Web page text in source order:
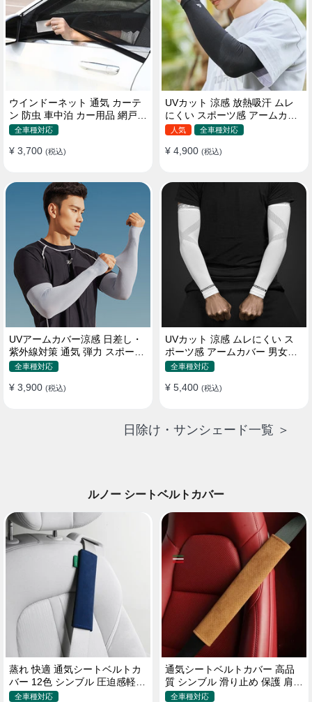
ウインドーネット 通気 カーテ
ン 防虫 車中泊 カー用品 網戸
取付簡単
全車種対応
¥ 3,700 (税込)
UVカット 涼感 放熱吸汗 ムレ
にくい スポーツ感 アームカバ
ー 男女汎用
人気 全車種対応
¥ 4,900 (税込)
UVアームカバー涼感 日差し・
紫外線対策 通気 弾力 スポーツ
感 メンズ
全車種対応
¥ 3,900 (税込)
UVカット 涼感 ムレにくい ス
ポーツ感 アームカバー 男女汎
用 xs-xxl
全車種対応
¥ 5,400 (税込)
日除け・サンシェード一覧 ＞
ルノー シートベルトカバー
蒸れ 快適 通気シートベルトカ
バー 12色 シンブル 圧迫感軽減
保護 肩当てパッド
全車種対応
通気シートベルトカバー 高品
質 シンブル 滑り止め 保護 肩当
てパッド 圧迫感軽減
全車種対応